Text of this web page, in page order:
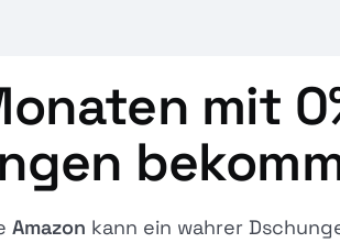
mit
Amazon kann ein wahrer